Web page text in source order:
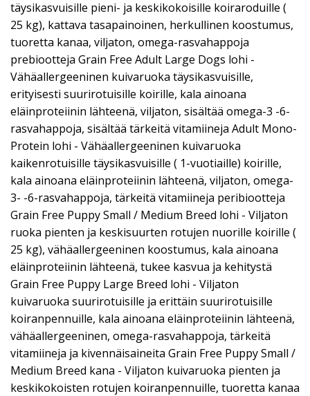
täysikasvuisille pieni- ja keskikokoisille koiraroduille (
25 kg), kattava tasapainoinen, herkullinen koostumus,
tuoretta kanaa, viljaton, omega-rasvahappoja
prebiootteja Grain Free Adult Large Dogs lohi -
Vähäallergeeninen kuivaruoka täysikasvuisille,
erityisesti suurirotuisille koirille, kala ainoana
eläinproteiinin lähteenä, viljaton, sisältää omega-3 -6-
rasvahappoja, sisältää tärkeitä vitamiineja Adult Mono-
Protein lohi - Vähäallergeeninen kuivaruoka
kaikenrotuisille täysikasvuisille ( 1-vuotiaille) koirille,
kala ainoana eläinproteiinin lähteenä, viljaton, omega-
3- -6-rasvahappoja, tärkeitä vitamiineja peribiootteja
Grain Free Puppy Small / Medium Breed lohi - Viljaton
ruoka pienten ja keskisuurten rotujen nuorille koirille (
25 kg), vähäallergeeninen koostumus, kala ainoana
eläinproteiinin lähteenä, tukee kasvua ja kehitystä
Grain Free Puppy Large Breed lohi - Viljaton
kuivaruoka suurirotuisille ja erittäin suurirotuisille
koiranpennuille, kala ainoana eläinproteiinin lähteenä,
vähäallergeeninen, omega-rasvahappoja, tärkeitä
vitamiineja ja kivennäisaineita Grain Free Puppy Small /
Medium Breed kana - Viljaton kuivaruoka pienten ja
keskikokoisten rotujen koiranpennuille, tuoretta kanaa